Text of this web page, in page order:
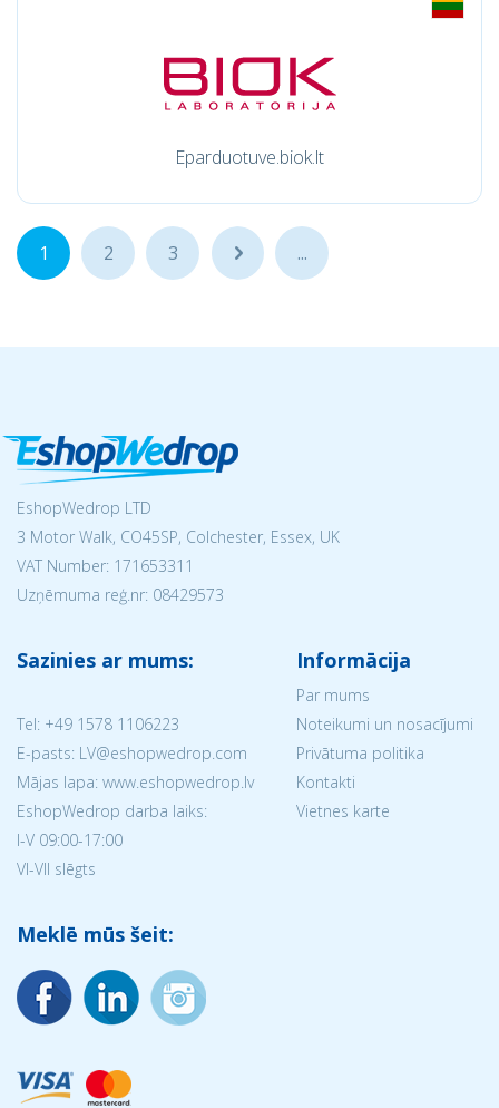
Eparduotuve.biok.lt
1 2 3 ... ...
EshopWedrop LTD
3 Motor Walk, CO45SP, Colchester, Essex, UK
VAT Number: 171653311
Uzņēmuma reģ.nr: 08429573
Sazinies ar mums:
Tel: +49 1578 1106223
E-pasts: LV@eshopwedrop.com
Mājas lapa: www.eshopwedrop.lv
EshopWedrop darba laiks:
I-V 09:00-17:00
VI-VII slēgts
Informācija
Par mums
Noteikumi un nosacījumi
Privātuma politika
Kontakti
Vietnes karte
Meklē mūs šeit: